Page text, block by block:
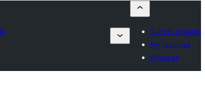
Submit a plugin
My favorites
Prijavi se